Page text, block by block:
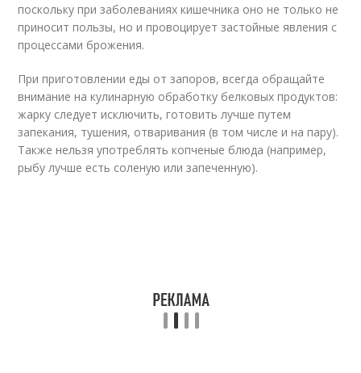
поскольку при заболеваниях кишечника оно не только не
приносит пользы, но и провоцирует застойные явления с
процессами брожения.
При приготовлении еды от запоров, всегда обращайте
внимание на кулинарную обработку белковых продуктов:
жарку следует исключить, готовить лучше путем
запекания, тушения, отваривания (в том числе и на пару).
Также нельзя употреблять копченые блюда (например,
рыбу лучше есть соленую или запеченную).